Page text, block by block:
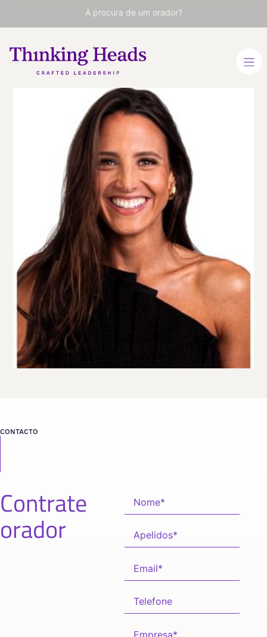
À procura de um orador?
Bianca
Lopes
Economista e especialista
em identidade digital.
Cofundadora da
AuthentifyIt, Twyn e
Finance of Tomorrow.
Assessora em IA e
stablecoins na Ubyx Inc.
ESPANHOL
INGLÊS
PORTUGUÊS
VER PERFIL
COPENHAGUE
CONTACTO
Contrate
orador